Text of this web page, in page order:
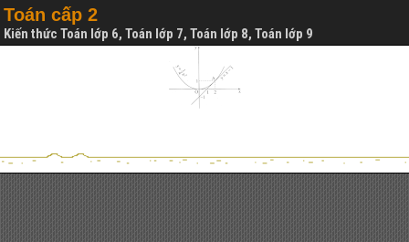
Toán cấp 2
Kiến thức Toán lớp 6, Toán lớp 7, Toán lớp 8, Toán lớp 9